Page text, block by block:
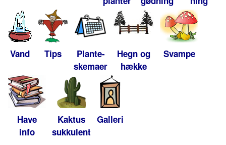
Vand Tips
Plante-
skemaer
Hegn og
hække
Svampe
Have
info
Kaktus
sukkulent
Galleri